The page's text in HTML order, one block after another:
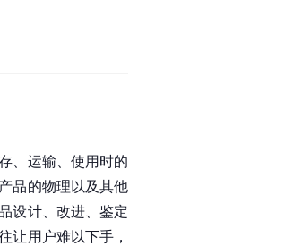
、运输、使用时的
品的物理以及其他
设计、改进、鉴定
让用户难以下手，